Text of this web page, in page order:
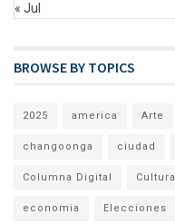
« Jul
BROWSE BY TOPICS
2025 america Arte
changoonga ciudad
Columna Digital Cultura
economia Elecciones